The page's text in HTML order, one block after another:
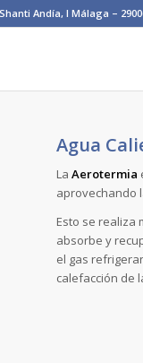
Andía, I Málaga –
Agua
La Aerotermia
aprovechando
Esto se realiza
absorbe y
el gas
calefacción de